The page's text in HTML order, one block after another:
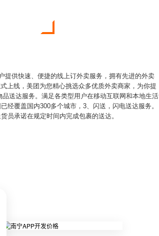
提供快速、便捷的线上订外卖服务，拥有先进的外卖
上线，美团为您精心挑选众多优质外卖商家，为你提
送达服务。满足各类型用户在移动互联网和本地生活
经覆盖国内300多个城市，3、闪送，闪电送达服务。
员承诺在规定时间内完成包裹的送达。